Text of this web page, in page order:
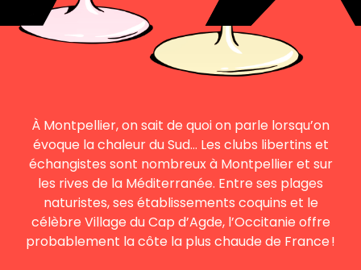
À Montpellier, on sait de quoi on parle lorsqu’on
évoque la chaleur du Sud… Les clubs libertins et
échangistes sont nombreux à Montpellier et sur
les rives de la Méditerranée. Entre ses plages
naturistes, ses établissements coquins et le
célèbre Village du Cap d’Agde, l’Occitanie offre
probablement la côte la plus chaude de France !